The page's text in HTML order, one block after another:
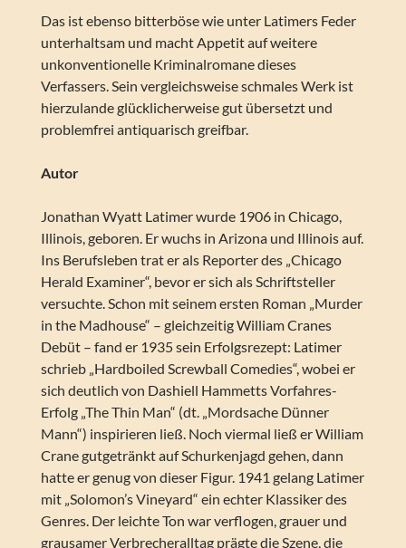
Das ist ebenso bitterböse wie unter Latimers Feder
unterhaltsam und macht Appetit auf weitere
unkonventionelle Kriminalromane dieses
Verfassers. Sein vergleichsweise schmales Werk ist
hierzulande glücklicherweise gut übersetzt und
problemfrei antiquarisch greifbar.
Autor
Jonathan Wyatt Latimer wurde 1906 in Chicago,
Illinois, geboren. Er wuchs in Arizona und Illinois auf.
Ins Berufsleben trat er als Reporter des „Chicago
Herald Examiner“, bevor er sich als Schriftsteller
versuchte. Schon mit seinem ersten Roman „Murder
in the Madhouse“ – gleichzeitig William Cranes
Debüt – fand er 1935 sein Erfolgsrezept: Latimer
schrieb „Hardboiled Screwball Comedies“, wobei er
sich deutlich von Dashiell Hammetts Vorfahres-
Erfolg „The Thin Man“ (dt. „Mordsache Dünner
Mann“) inspirieren ließ. Noch viermal ließ er William
Crane gutgetränkt auf Schurkenjagd gehen, dann
hatte er genug von dieser Figur. 1941 gelang Latimer
mit „Solomon’s Vineyard“ ein echter Klassiker des
Genres. Der leichte Ton war verflogen, grauer und
grausamer Verbrecheralltag prägte die Szene, die